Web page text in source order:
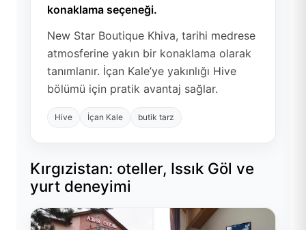
konaklama seçeneği.
New Star Boutique Khiva, tarihi medrese
atmosferine yakın bir konaklama olarak
tanımlanır. İçan Kale’ye yakınlığı Hive
bölümü için pratik avantaj sağlar.
Hive İçan Kale butik tarz
Kırgızistan: oteller, Issık Göl ve
yurt deneyimi